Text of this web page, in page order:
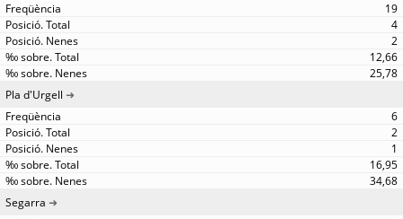
19
4
2
12,66
25,78
Pla d'Urgell
6
2
1
16,95
34,68
Segarra